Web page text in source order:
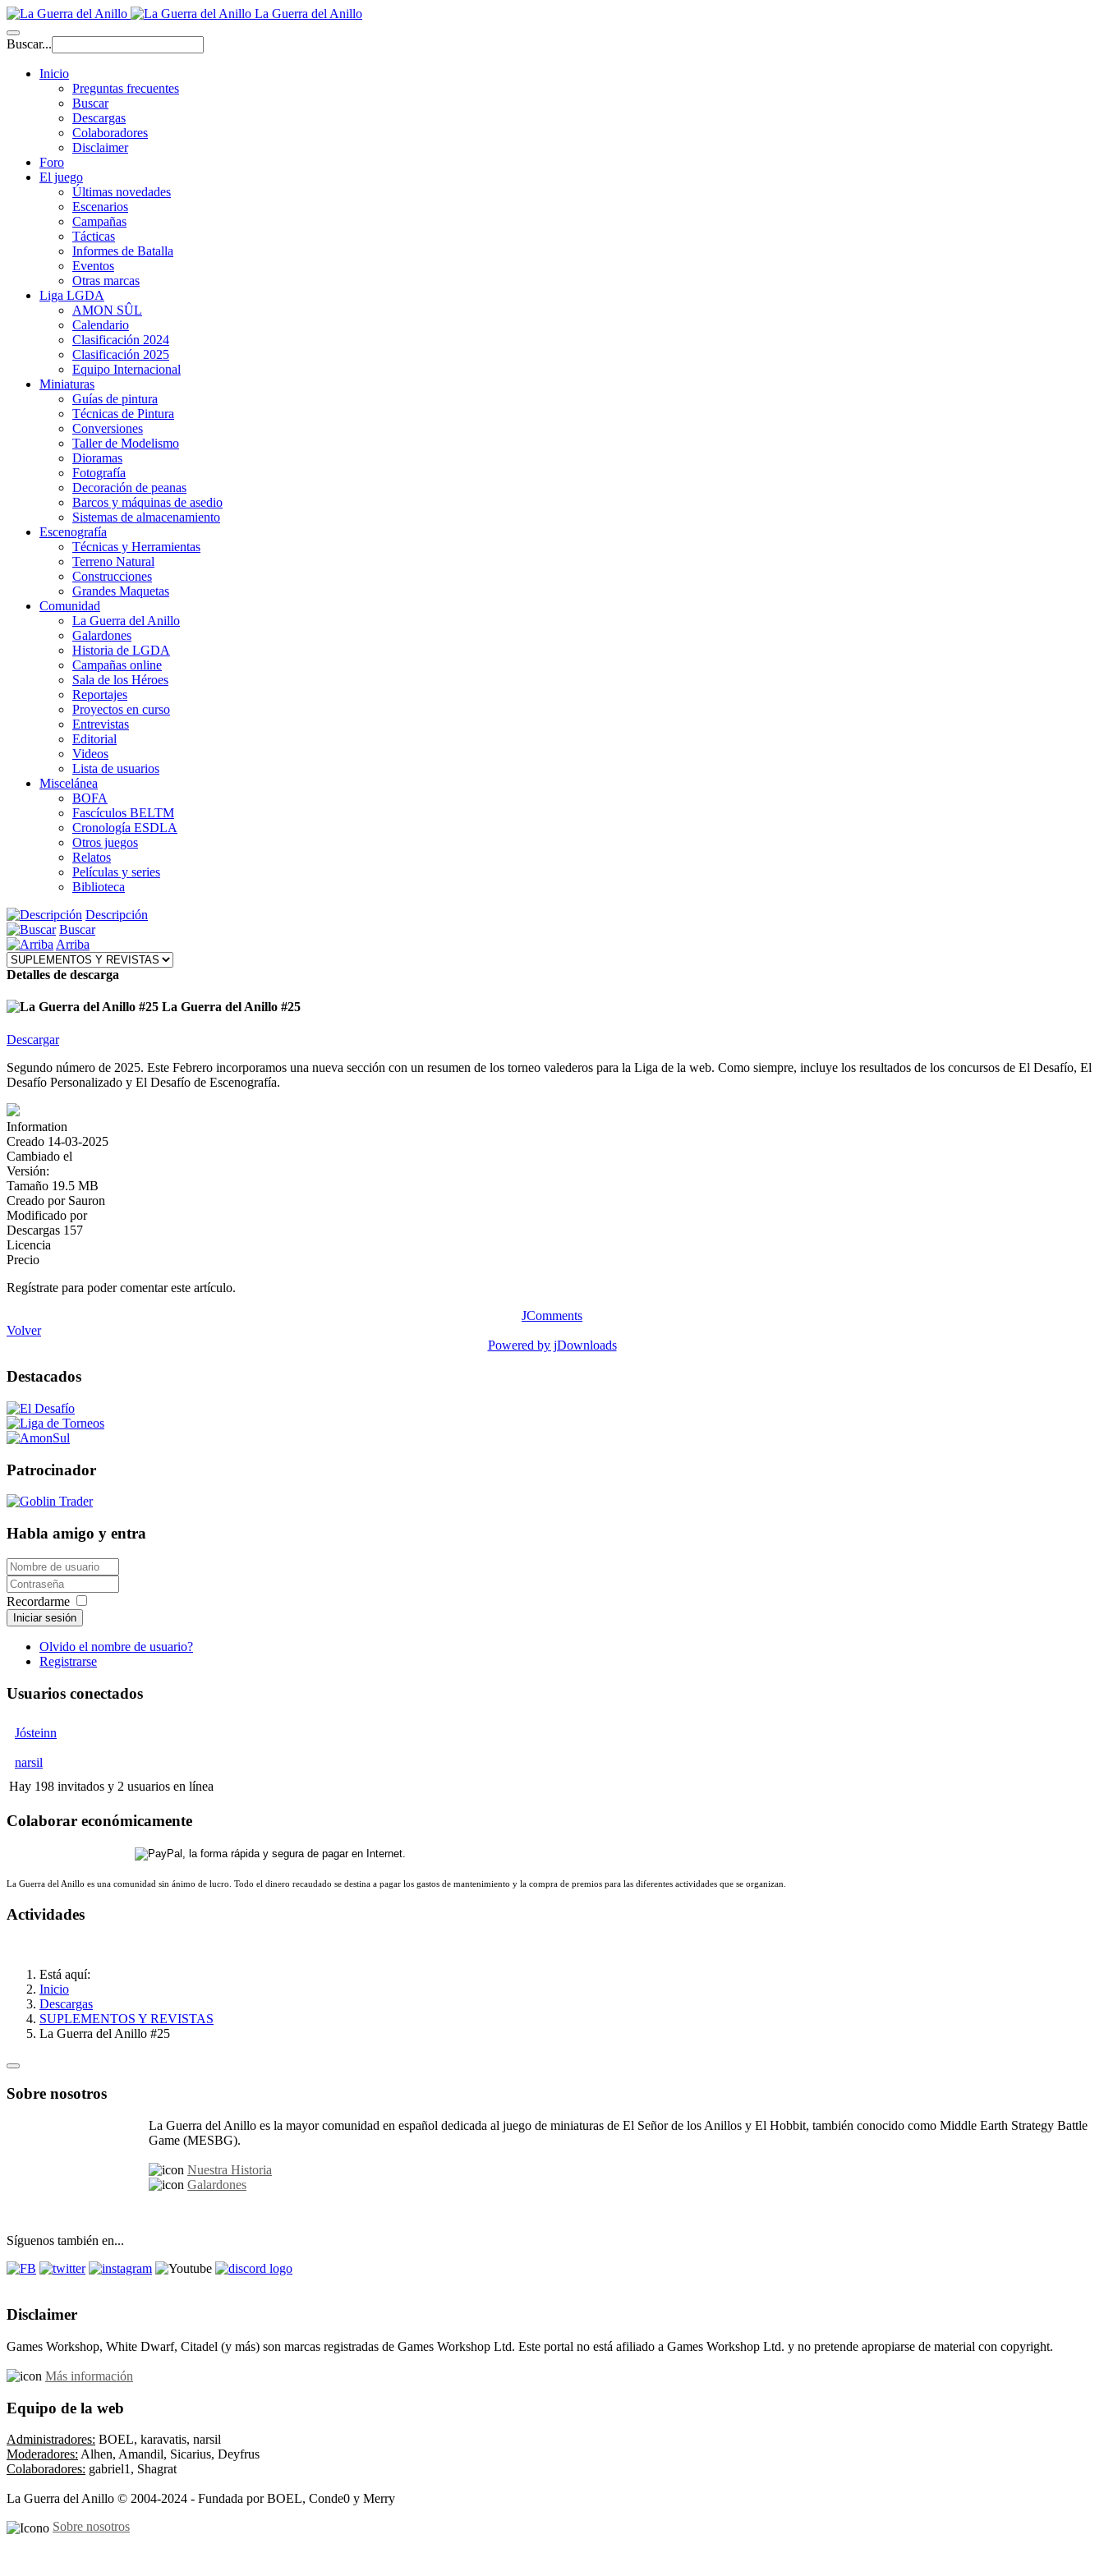
La Guerra del Anillo
Buscar...
Inicio
Preguntas frecuentes
Buscar
Descargas
Colaboradores
Disclaimer
Foro
El juego
Últimas novedades
Escenarios
Campañas
Tácticas
Informes de Batalla
Eventos
Otras marcas
Liga LGDA
AMON SÛL
Calendario
Clasificación 2024
Clasificación 2025
Equipo Internacional
Miniaturas
Guías de pintura
Técnicas de Pintura
Conversiones
Taller de Modelismo
Dioramas
Fotografía
Decoración de peanas
Barcos y máquinas de asedio
Sistemas de almacenamiento
Escenografía
Técnicas y Herramientas
Terreno Natural
Construcciones
Grandes Maquetas
Comunidad
La Guerra del Anillo
Galardones
Historia de LGDA
Campañas online
Sala de los Héroes
Reportajes
Proyectos en curso
Entrevistas
Editorial
Videos
Lista de usuarios
Miscelánea
BOFA
Fascículos BELTM
Cronología ESDLA
Otros juegos
Relatos
Películas y series
Biblioteca
Descripción
Buscar
Arriba
Detalles de descarga
La Guerra del Anillo #25
Descargar
Segundo número de 2025. Este Febrero incorporamos una nueva sección con un resumen de los torneo valederos para la Liga de la web. Como siempre, incluye los resultados de los concursos de El Desafío, El
Desafío Personalizado y El Desafío de Escenografía.
Information
Creado 14-03-2025
Cambiado el
Versión:
Tamaño 19.5 MB
Creado por Sauron
Modificado por
Descargas 157
Licencia
Precio
Regístrate para poder comentar este artículo.
JComments
Volver
Powered by jDownloads
Destacados
Patrocinador
Habla amigo y entra
Recordarme
Iniciar sesión
Olvido el nombre de usuario?
Registrarse
Usuarios conectados
Jósteinn
narsil
Hay 198 invitados y 2 usuarios en línea
Colaborar económicamente
La Guerra del Anillo es una comunidad sin ánimo de lucro. Todo el dinero recaudado se destina a pagar los gastos de mantenimiento y la compra de premios para las diferentes actividades que se organizan.
Actividades
Está aquí:
Inicio
Descargas
SUPLEMENTOS Y REVISTAS
La Guerra del Anillo #25
Sobre nosotros
La Guerra del Anillo es la mayor comunidad en español dedicada al juego de miniaturas de El Señor de los Anillos y El Hobbit, también conocido como Middle Earth Strategy Battle
Game (MESBG).
Nuestra Historia
Galardones
Síguenos también en...
Disclaimer
Games Workshop, White Dwarf, Citadel (y más) son marcas registradas de Games Workshop Ltd. Este portal no está afiliado a Games Workshop Ltd. y no pretende apropiarse de material con copyright.
Más información
Equipo de la web
Administradores: BOEL, karavatis, narsil
Moderadores: Alhen, Amandil, Sicarius, Deyfrus
Colaboradores: gabriel1, Shagrat
La Guerra del Anillo © 2004-2024 - Fundada por BOEL, Conde0 y Merry
Sobre nosotros